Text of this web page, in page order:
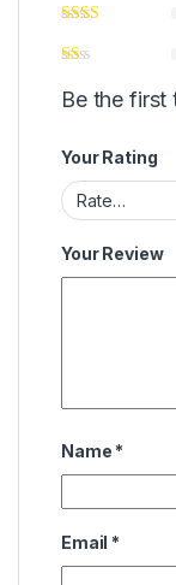
Be the first
Your Rating
Your Review
Name *
Email *